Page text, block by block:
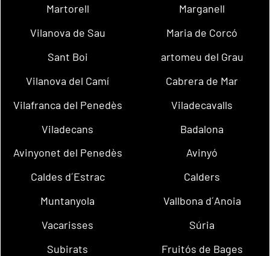
Martorell
Marganell
Vilanova de Sau
Maria de Corcó
Sant Boi
artomeu del Grau
Vilanova del Camí
Cabrera de Mar
Vilafranca del Penedès
Viladecavalls
Viladecans
Badalona
Avinyonet del Penedès
Avinyó
Caldes d´Estrac
Calders
Muntanyola
Vallbona d´Anoia
Vacarisses
Súria
Subirats
Fruitós de Bages